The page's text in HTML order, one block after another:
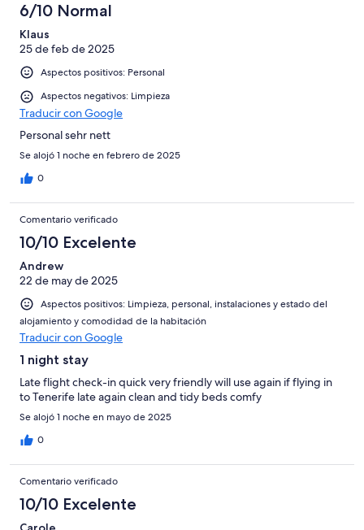
6/10 Normal
Klaus
25 de feb de 2025
Aspectos positivos: Personal
Aspectos negativos: Limpieza
Traducir con Google
Personal sehr nett
Se alojó 1 noche en febrero de 2025
0
Comentario verificado
10/10 Excelente
Andrew
22 de may de 2025
Aspectos positivos: Limpieza, personal, instalaciones y estado del
alojamiento y comodidad de la habitación
Traducir con Google
1 night stay
Late flight check-in quick very friendly will use again if flying in
to Tenerife late again clean and tidy beds comfy
Se alojó 1 noche en mayo de 2025
0
Comentario verificado
10/10 Excelente